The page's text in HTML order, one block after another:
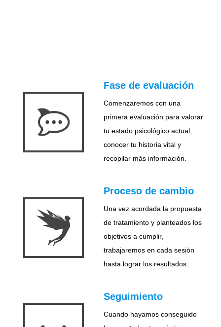
Fase de evaluación
Comenzaremos con una
primera evaluación para valorar
tu estado psicológico actual,
conocer tu historia vital y
recopilar más información.
Proceso de cambio
Una vez acordada la propuesta
de tratamiento y planteados los
objetivos a cumplir,
trabajaremos en cada sesión
hasta lograr los resultados.
Seguimiento
Cuando hayamos conseguido